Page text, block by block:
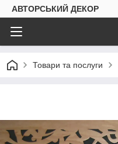
АВТОРСЬКИЙ ДЕКОР
Товари та послуги